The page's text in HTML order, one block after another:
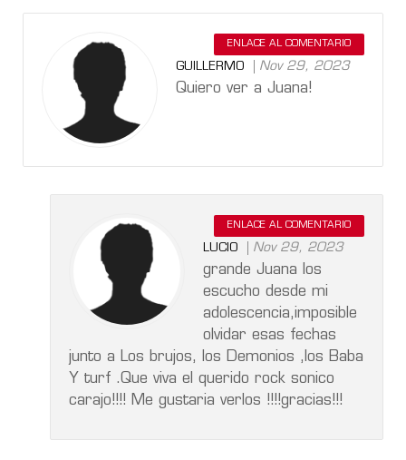
ENLACE AL COMENTARIO
GUILLERMO Nov 29, 2023
Quiero ver a Juana!
ENLACE AL COMENTARIO
LUCIO Nov 29, 2023
grande Juana los
escucho desde mi
adolescencia,imposible
olvidar esas fechas
junto a Los brujos, los Demonios ,los Baba
Y turf .Que viva el querido rock sonico
carajo!!!! Me gustaria verlos !!!!gracias!!!